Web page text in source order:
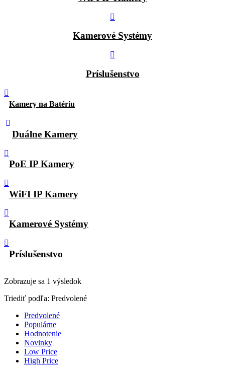
Kamerové Systémy
Príslušenstvo
Kamery na Batériu
Duálne Kamery
PoE IP Kamery
WiFI IP Kamery
Kamerové Systémy
Príslušenstvo
Zobrazuje sa 1 výsledok
Triediť podľa: Predvolené
Predvolené
Populárne
Hodnotenie
Novinky
Low Price
High Price